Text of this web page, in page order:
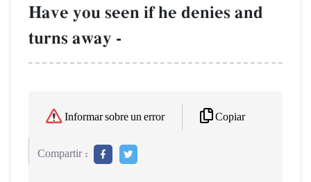
Have you seen if he denies and
turns away -
Informar sobre un error Copiar
Compartir :